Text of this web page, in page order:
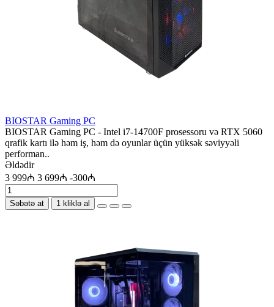
BIOSTAR Gaming PC
BIOSTAR Gaming PC - Intel i7-14700F prosessoru və RTX 5060
qrafik kartı ilə həm iş, həm də oyunlar üçün yüksək səviyyəli
performan..
Əldədir
3 999₼ 3 699₼ -300₼
Səbətə at 1 kliklə al